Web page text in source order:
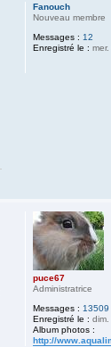
Fanouch
Nouveau membre
Messages : 12
Enregistré le :
puce67
Administratrice
Messages : 13509
Enregistré le :
Album photos :
http://